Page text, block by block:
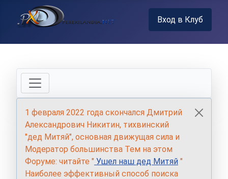
Вход в Клуб
1 февраля 2022 года скончался Дмитрий
Александрович Никитин, тихвинский
"дед Митяй", основная движущая сила и
Модератор большинства Тем на этом
Форуме: читайте " Ушел наш дед Митяй "
Наиболее эффективный способ поиска